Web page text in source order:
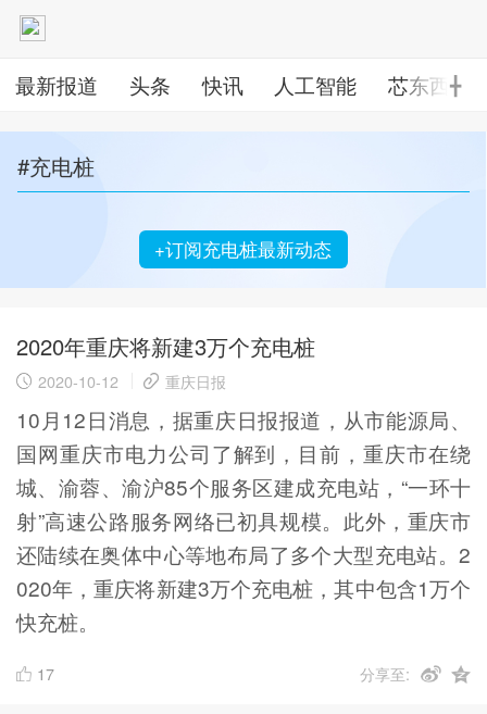
最新报道 头条 快讯 人工智能 芯东西 ╋
#充电桩
+订阅充电桩最新动态
2020年重庆将新建3万个充电桩
2020-10-12 重庆日报
10月12日消息，据重庆日报报道，从市能源局、
国网重庆市电力公司了解到，目前，重庆市在绕
城、渝蓉、渝沪85个服务区建成充电站，“一环十
射”高速公路服务网络已初具规模。此外，重庆市
还陆续在奥体中心等地布局了多个大型充电站。2
020年，重庆将新建3万个充电桩，其中包含1万个
快充桩。
17 分享至: